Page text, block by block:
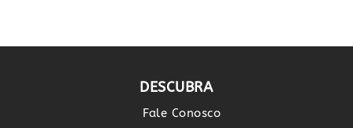
DESCUBRA
Fale Conosco